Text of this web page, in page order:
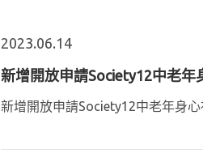
2023.06.14
新增開放申請Society12中老年
新增開放申請Society12中老年身